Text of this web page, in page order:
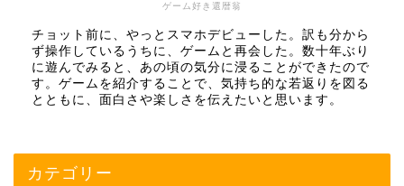
ゲーム好き還暦翁
チョット前に、やっとスマホデビューした。訳も分から
ず操作しているうちに、ゲームと再会した。数十年ぶり
に遊んでみると、あの頃の気分に浸ることができたので
す。ゲームを紹介することで、気持ち的な若返りを図る
とともに、面白さや楽しさを伝えたいと思います。
カテゴリー